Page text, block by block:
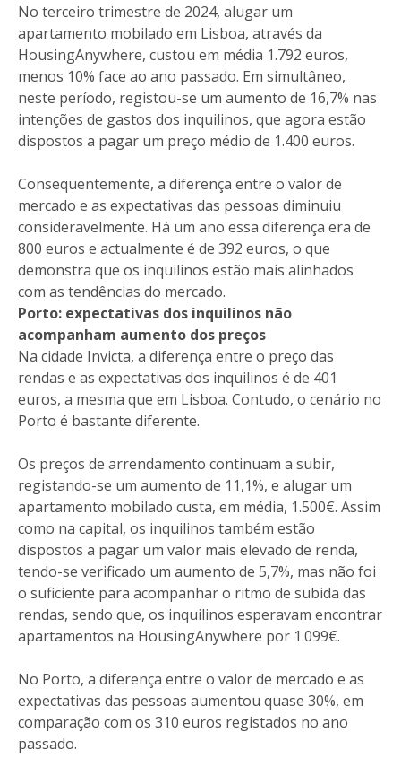
No terceiro trimestre de 2024, alugar um
apartamento mobilado em Lisboa, através da
HousingAnywhere, custou em média 1.792 euros,
menos 10% face ao ano passado. Em simultâneo,
neste período, registou-se um aumento de 16,7% nas
intenções de gastos dos inquilinos, que agora estão
dispostos a pagar um preço médio de 1.400 euros.
Consequentemente, a diferença entre o valor de
mercado e as expectativas das pessoas diminuiu
consideravelmente. Há um ano essa diferença era de
800 euros e actualmente é de 392 euros, o que
demonstra que os inquilinos estão mais alinhados
com as tendências do mercado.
Porto: expectativas dos inquilinos não
acompanham aumento dos preços
Na cidade Invicta, a diferença entre o preço das
rendas e as expectativas dos inquilinos é de 401
euros, a mesma que em Lisboa. Contudo, o cenário no
Porto é bastante diferente.
Os preços de arrendamento continuam a subir,
registando-se um aumento de 11,1%, e alugar um
apartamento mobilado custa, em média, 1.500€. Assim
como na capital, os inquilinos também estão
dispostos a pagar um valor mais elevado de renda,
tendo-se verificado um aumento de 5,7%, mas não foi
o suficiente para acompanhar o ritmo de subida das
rendas, sendo que, os inquilinos esperavam encontrar
apartamentos na HousingAnywhere por 1.099€.
No Porto, a diferença entre o valor de mercado e as
expectativas das pessoas aumentou quase 30%, em
comparação com os 310 euros registados no ano
passado.